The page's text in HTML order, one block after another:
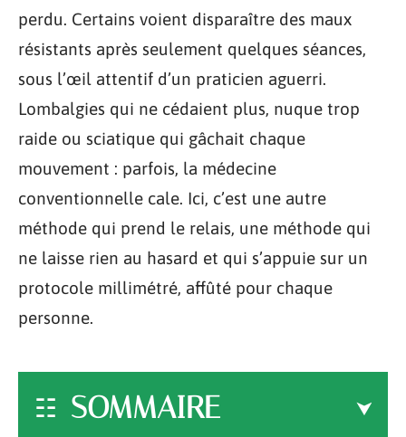
perdu. Certains voient disparaître des maux
résistants après seulement quelques séances,
sous l’œil attentif d’un praticien aguerri.
Lombalgies qui ne cédaient plus, nuque trop
raide ou sciatique qui gâchait chaque
mouvement : parfois, la médecine
conventionnelle cale. Ici, c’est une autre
méthode qui prend le relais, une méthode qui
ne laisse rien au hasard et qui s’appuie sur un
protocole millimétré, affûté pour chaque
personne.
SOMMAIRE